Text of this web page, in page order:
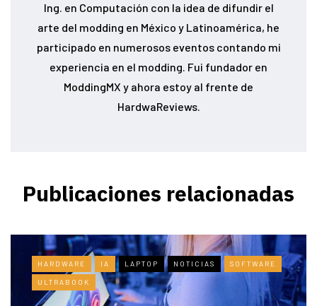
Ing. en Computación con la idea de difundir el
arte del modding en México y Latinoamérica, he
participado en numerosos eventos contando mi
experiencia en el modding. Fui fundador en
ModdingMX y ahora estoy al frente de
HardwaReviews.
Publicaciones relacionadas
HARDWARE IA LAPTOP NOTICIAS SOFTWARE
ULTRABOOK